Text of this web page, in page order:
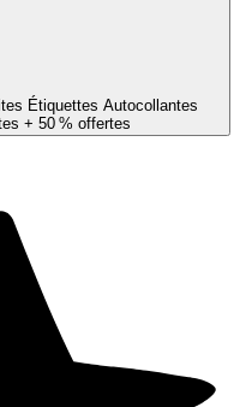
Étiquettes Autocollantes
+ 50 % offertes